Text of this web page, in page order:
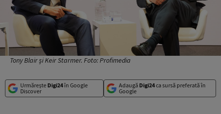
Tony Blair și Keir Starmer. Foto: Profimedia
Urmărește Digi24în Google
Discover
Adaugă Digi24ca sursă preferată în
Google